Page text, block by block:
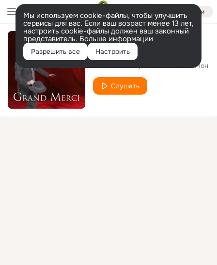
Войти
Мы используем cookie-файлы, чтобы улучшить
сервисы для вас. Если ваш возраст менее 13 лет,
настроить cookie-файлы должен ваш законный
представитель. Больше информации
Разрешить все Настроить
Кофе в постель
Алиса Мон
Слушать